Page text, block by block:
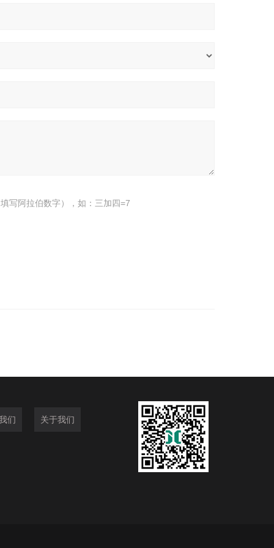
写阿拉伯数字），如：三加四=7
们 关于我们